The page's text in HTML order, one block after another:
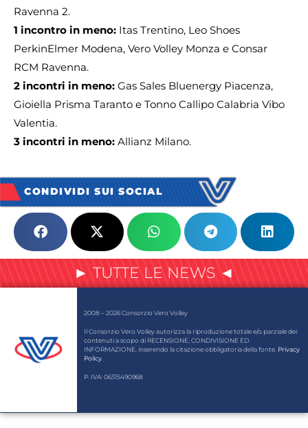
Ravenna 2.
1 incontro in meno: Itas Trentino, Leo Shoes
PerkinElmer Modena, Vero Volley Monza e Consar
RCM Ravenna.
2 incontri in meno: Gas Sales Bluenergy Piacenza,
Gioiella Prisma Taranto e Tonno Callipo Calabria Vibo
Valentia.
3 incontri in meno: Allianz Milano.
CONDIVIDI SUI SOCIAL
► TUTTE LE NEWS ◄
2008 – 2026 Consorzio Vero Volley
Il Consorzio Vero Volley autorizza la riproduzione totale e/o parziale dei
contenuti a scopo di RECENSIONE, CONDIVISIONE ED
INFORMAZIONE, inserendo la citazione obbligatoria della fonte. Privacy
Policy
P. IVA: 06315490968